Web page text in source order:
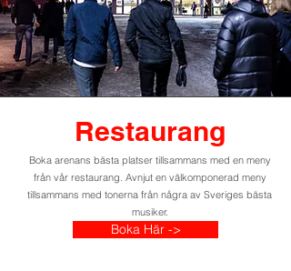
Restaurang
Boka arenans bästa platser tillsammans med en meny
från vår restaurang. Avnjut en välkomponerad meny
tillsammans med tonerna från några av Sveriges bästa
musiker.
Boka Här ->